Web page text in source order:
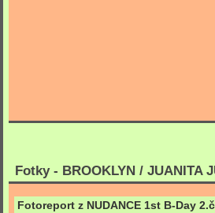
Fotky - BROOKLYN / JUANITA
Fotoreport z NUDANCE 1st B-Day